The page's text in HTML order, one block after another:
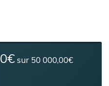
sur 50 000,00€